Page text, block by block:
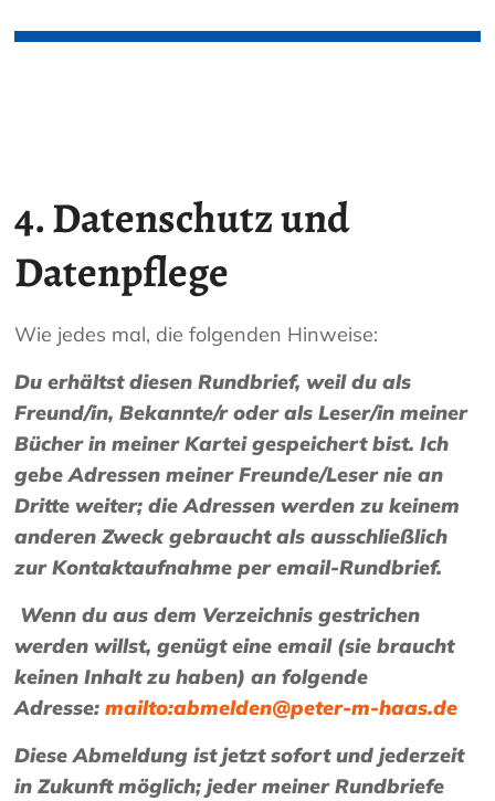
4. Datenschutz und
Datenpflege
Wie jedes mal, die folgenden Hinweise:
Du erhältst diesen Rundbrief, weil du als
Freund/in, Bekannte/r oder als Leser/in meiner
Bücherin meiner Kartei gespeichert bist. Ich
gebe Adressen meiner Freunde/Leser nie an
Dritte weiter; die Adressen werden zu keinem
anderen Zweck gebraucht als ausschließlich
zur Kontaktaufnahme per email-Rundbrief.
Wenn du aus dem Verzeichnis gestrichen
werden willst, genügt eine email (sie braucht
keinen Inhalt zu haben) an folgende
Adresse:mailto:abmelden@peter-m-haas.de
Diese Abmeldung ist jetzt sofort und jederzeit
in Zukunft möglich; jeder meiner Rundbriefe